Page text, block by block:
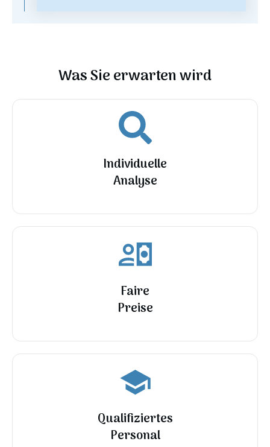
Was Sie erwarten wird
Individuelle
Analyse
Faire
Preise
Qualifiziertes
Personal